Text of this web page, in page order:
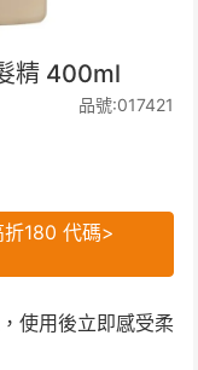
精 400ml
品號:017421
180 代碼>
使用後立即感受柔